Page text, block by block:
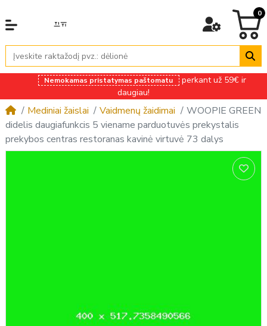
0
Nemokamas pristatymas paštomatu
perkant už 59€ ir
daugiau!
Mediniai žaislai Vaidmenų žaidimai
WOOPIE GREEN
didelis daugiafunkcis 5 viename parduotuvės prekystalis
prekybos centras restoranas kavinė virtuvė 73 dalys